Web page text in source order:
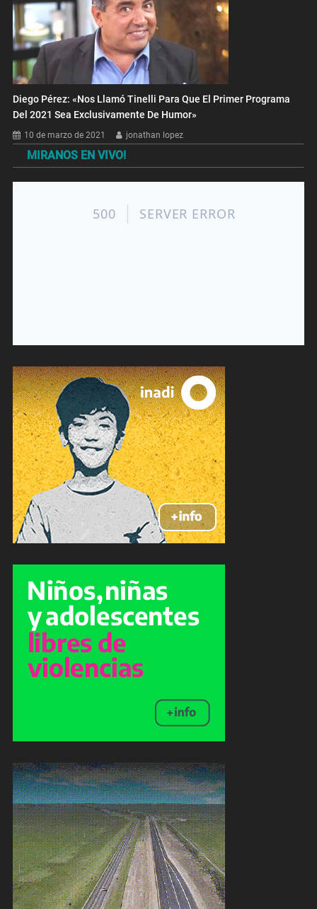
Diego Pérez: «Nos Llamó Tinelli Para Que El Primer Programa
Del 2021 Sea Exclusivamente De Humor»
10 de marzo de 2021 jonathan lopez
MIRANOS EN VIVO!